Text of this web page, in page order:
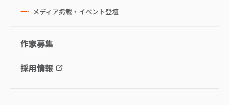
メディア掲載・イベント登壇
作家募集
採用情報